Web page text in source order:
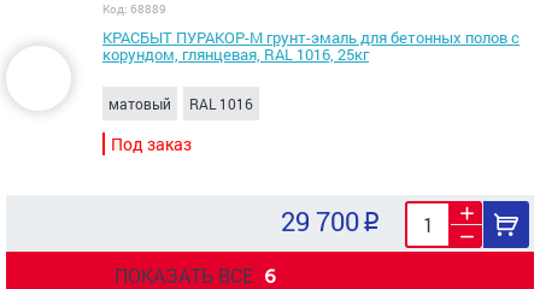
Код: 68889
КРАСБЫТ ПУРАКОР-М грунт-эмаль для бетонных полов с
корундом, глянцевая, RAL 1016, 25кг
матовый RAL 1016
Под заказ
29 700
ПОКАЗАТЬ ВСЕ 6